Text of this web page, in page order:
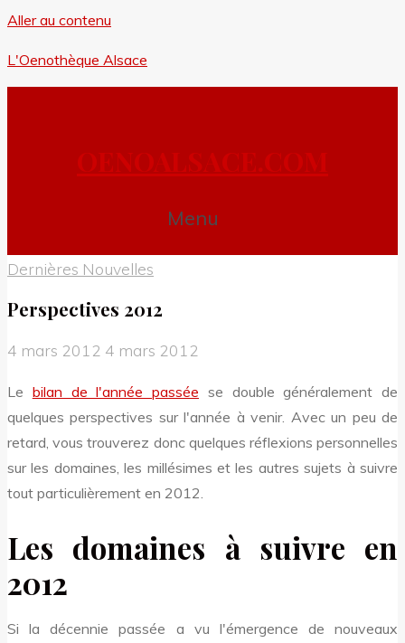
Aller au contenu
L'Oenothèque Alsace
OENOALSACE.COM
Menu
Dernières Nouvelles
Perspectives 2012
4 mars 2012 4 mars 2012
Le bilan de l'année passée se double généralement de
quelques perspectives sur l'année à venir. Avec un peu de
retard, vous trouverez donc quelques réflexions personnelles
sur les domaines, les millésimes et les autres sujets à suivre
tout particulièrement en 2012.
Les domaines à suivre en
2012
Si la décennie passée a vu l'émergence de nouveaux